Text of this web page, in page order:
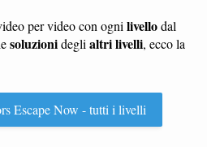
per video con ogni livellodal
soluzionidegli altri livelli, ecco la
Escape Now - tutti i livelli